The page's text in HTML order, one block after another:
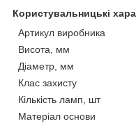
Користувальницькі
Артикул виробника
Висота, мм
Діаметр, мм
Клас захисту
Кількість ламп, шт
Матеріал основи